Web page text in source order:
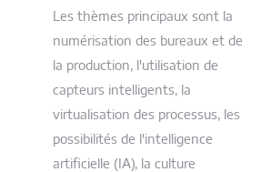
Les thèmes principaux sont la
numérisation des bureaux et de
la production, l'utilisation de
capteurs intelligents, la
virtualisation des processus, les
possibilités de l'intelligence
artificielle (IA), la culture